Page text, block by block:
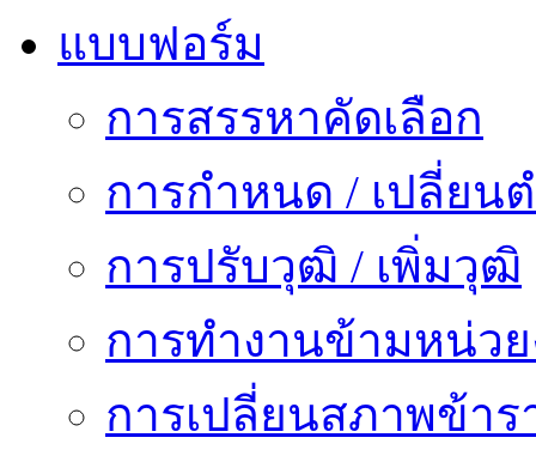
แบบฟอร์ม
การสรรหาคัดเลือก
การกำหนด / เปลี่ยน
การปรับวุฒิ / เพิ่มวุฒิ
การทำงานข้ามหน่ว
การเปลี่ยนสภาพข้า